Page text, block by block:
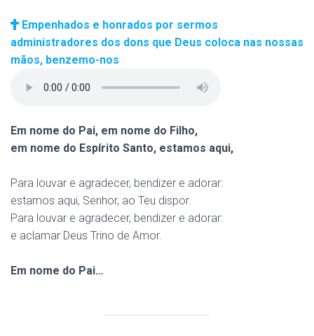
Empenhados e honrados por sermos
administradores dos dons que Deus coloca nas nossas
mãos, benzemo-nos
Em nome do Pai, em nome do Filho,
em nome do Espírito Santo, estamos aqui,
Para louvar e agradecer, bendizer e adorar:
estamos aqui, Senhor, ao Teu dispor.
Para louvar e agradecer, bendizer e adorar:
e aclamar Deus Trino de Amor.
Em nome do Pai…